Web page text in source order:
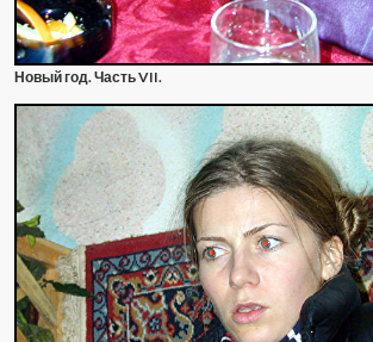
Новый год. Часть VII.